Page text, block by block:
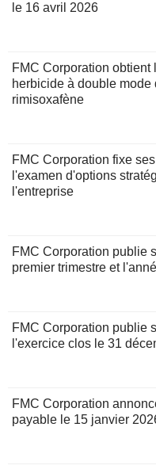
le 16 avril 2026
FMC Corporation
herbicide à double
rimisoxafène
FMC Corporation fixe
l'examen d'options
l'entreprise
FMC Corporation publie
premier trimestre et
FMC Corporation publie
l'exercice clos le 31
FMC Corporation
payable le 15 janvier